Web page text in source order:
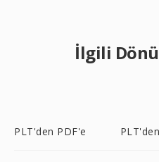
İlgili
PLT'den PDF'e